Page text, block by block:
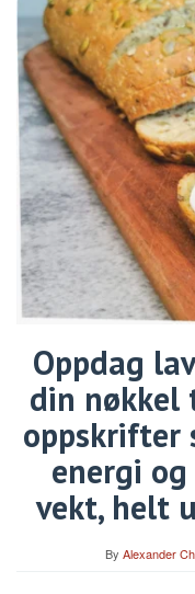
Oppdag
din nøkkel
oppskrifter
energi
vekt, helt
By Alexander